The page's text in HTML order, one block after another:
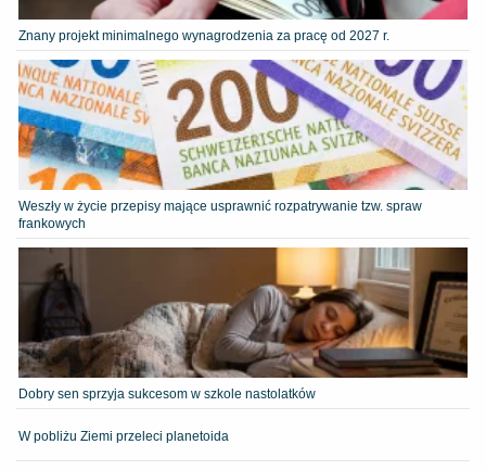
Znany projekt minimalnego wynagrodzenia za pracę od 2027 r.
Weszły w życie przepisy mające usprawnić rozpatrywanie tzw. spraw
frankowych
Dobry sen sprzyja sukcesom w szkole nastolatków
W pobliżu Ziemi przeleci planetoida